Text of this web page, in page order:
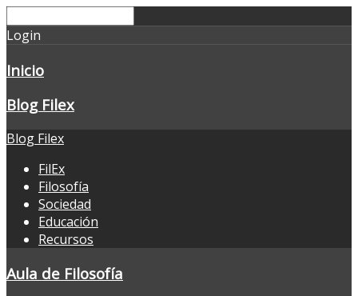
Login
Inicio
Blog Filex
Blog Filex
FilEx
Filosofía
Sociedad
Educación
Recursos
Aula de Filosofía